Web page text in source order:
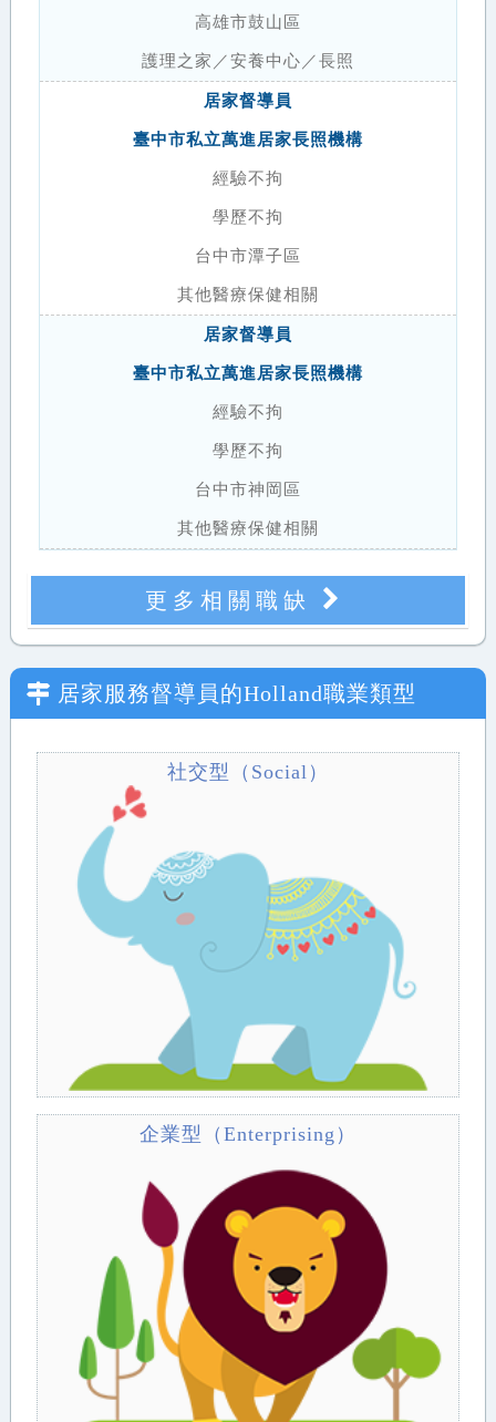
高雄市鼓山區
護理之家／安養中心／長照
居家督導員
臺中市私立萬進居家長照機構
經驗不拘
學歷不拘
台中市潭子區
其他醫療保健相關
居家督導員
臺中市私立萬進居家長照機構
經驗不拘
學歷不拘
台中市神岡區
其他醫療保健相關
更多相關職缺
居家服務督導員 的Holland職業類型
社交型（Social）
企業型（Enterprising）